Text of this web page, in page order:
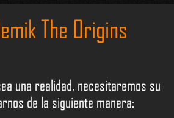
The Origins
una realidad, necesitaremos su
de la siguiente manera: